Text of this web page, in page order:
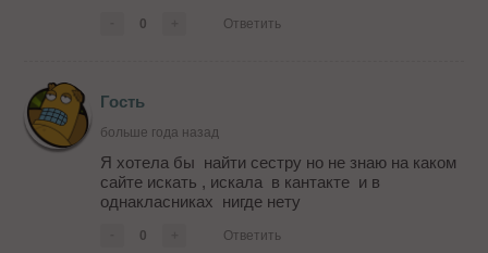
0 Ответить
Гость
больше года назад
Я хотела бы найти сестру но не знаю на каком
сайте искать , искала в кантакте и в
однакласниках нигде нету
0 Ответить